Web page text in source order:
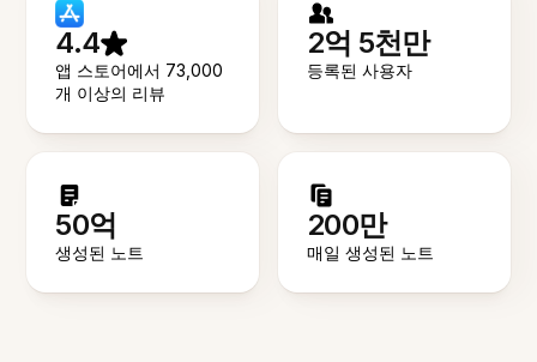
4.4
앱 스토어에서 73,000
개 이상의 리뷰
2억 5천만
등록된 사용자
50억
생성된 노트
200만
매일 생성된 노트